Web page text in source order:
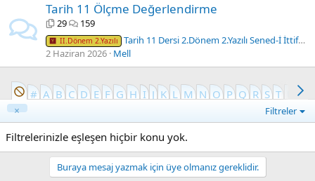
Tarih 11 Ölçme Değerlendirme
29 159
II.Dönem 2.Yazılı
Tarih 11 Dersi 2.Dönem 2.Yazılı Sened-İ İttifak Grubu Sorular ve Cevaplar
2 Haziran 2026 Mell
# A B C D E F G H I J K L M N O P Q R S T V
Filtreler
Filtrelerinizle eşleşen hiçbir konu yok.
Buraya mesaj yazmak için üye olmanız gereklidir.